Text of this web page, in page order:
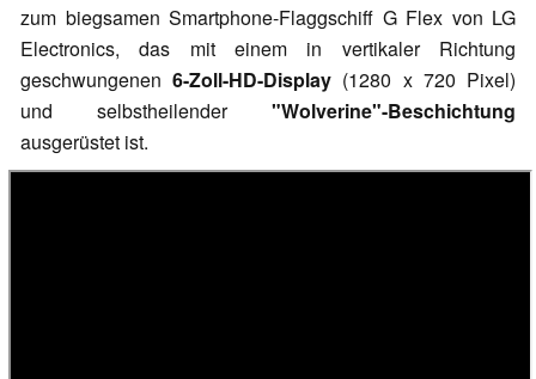
zum biegsamen Smartphone-Flaggschiff G Flex von LG
Electronics, das mit einem in vertikaler Richtung
geschwungenen6-Zoll-HD-Display (1280 x 720 Pixel)
und selbstheilender "Wolverine"-Beschichtung
ausgerüstet ist.